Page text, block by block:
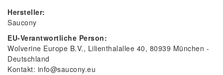
Hersteller:
Saucony
EU-Verantwortliche Person:
Wolverine Europe B.V. Lilienthalallee 40 80939 München
Deutschland
Kontakt: info@saucony.eu